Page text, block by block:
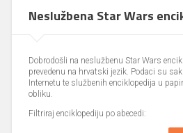
Neslužbena Star Wars
Dobrodošli na neslužbenu Star Wars
prevedenu na hrvatski jezik. Podaci su
Internetu te službenih enciklopedija u
obliku.
Filtriraj enciklopediju po abecedi: